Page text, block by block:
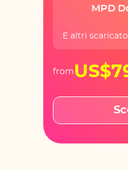
MPD
E altri
from